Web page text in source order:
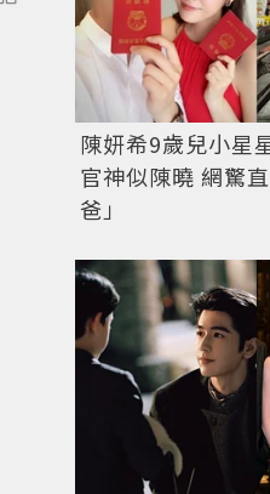
RICHARD MILLE推出四
河絕景。圖 / RICHARD
陳妍希9歲兒小星
官神似陳曉 網驚
爸」